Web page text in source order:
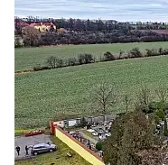
Politika • Volební seriál
městě
Jakými nástroji
13 do procesů
Třebonice a Chaby,